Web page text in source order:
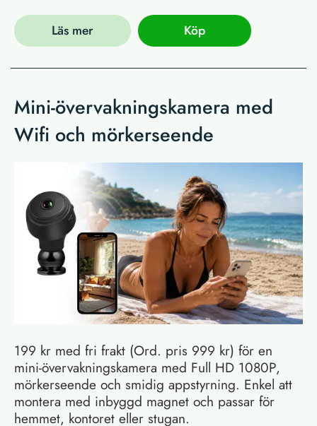
Läs mer Köp
Mini-övervakningskamera med
Wifi och mörkerseende
199 kr med fri frakt (Ord. pris 999 kr) för en
mini-övervakningskamera med Full HD 1080P,
mörkerseende och smidig appstyrning. Enkel att
montera med inbyggd magnet och passar för
hemmet, kontoret eller stugan.